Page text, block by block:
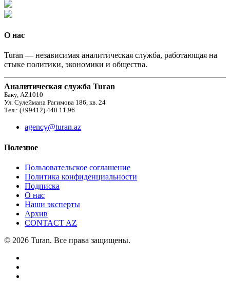
О нас
Turan — независимая аналитическая служба, работающая на
стыке политики, экономики и общества.
Аналитическая служба Turan
Баку, AZ1010
Ул. Сулеймана Рагимова 186, кв. 24
Тел.: (+99412) 440 11 96
agency@turan.az
Полезное
Пользовательское соглашение
Политика конфиденциальности
Подписка
О нас
Наши эксперты
Архив
CONTACT AZ
© 2026 Turan. Все права защищены.